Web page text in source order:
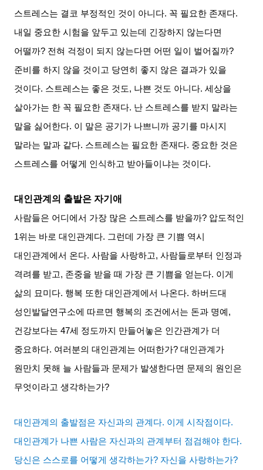
스트레스는 결코 부정적인 것이 아니다. 꼭 필요한 존재다.
내일 중요한 시험을 앞두고 있는데 긴장하지 않는다면
어떨까? 전혀 걱정이 되지 않는다면 어떤 일이 벌어질까?
준비를 하지 않을 것이고 당연히 좋지 않은 결과가 있을
것이다. 스트레스는 좋은 것도, 나쁜 것도 아니다.세상을
살아가는 한 꼭 필요한 존재다. 난 스트레스를 받지 말라는
말을 싫어한다. 이 말은 공기가 나쁘니까 공기를 마시지
말라는 말과 같다. 스트레스는 필요한 존재다. 중요한 것은
스트레스를 어떻게 인식하고 받아들이냐는 것이다.
대인관계의 출발은 자기애
사람들은 어디에서 가장 많은 스트레스를 받을까? 압도적인
1위는 바로 대인관계다. 그런데 가장 큰 기쁨 역시
대인관계에서 온다.사람을 사랑하고,사람들로부터 인정과
격려를 받고, 존중을 받을 때 가장 큰 기쁨을 얻는다. 이게
삶의 묘미다. 행복 또한 대인관계에서 나온다.하버드대
성인발달연구소에 따르면 행복의 조건에서는 돈과 명예 ,
건강보다는 47세 정도까지 만들어놓은 인간관계가 더
중요하다. 여러분의 대인관계는 어떠한가?대인관계가
원만치 못해 늘 사람들과 문제가 발생한다면 문제의 원인은
무엇이라고 생각하는가?
대인관계의 출발점은 자신과의 관계다. 이게 시작점이다.
대인관계가 나쁜 사람은 자신과의 관계부터 점검해야 한다.
당신은 스스로를 어떻게 생각하는가? 자신을 사랑하는가?